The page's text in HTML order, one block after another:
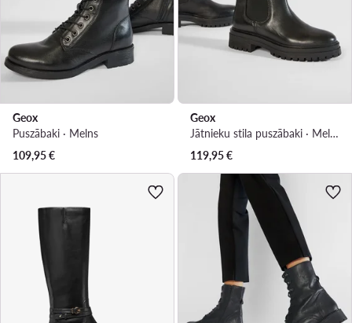
Geox
Puszābaki · Melns
109,95€
Geox
Jātnieku stila puszābaki · Melns
119,95€